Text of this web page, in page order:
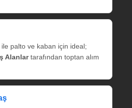
ile palto ve kaban için ideal;
Alanlartarafından toptan alım